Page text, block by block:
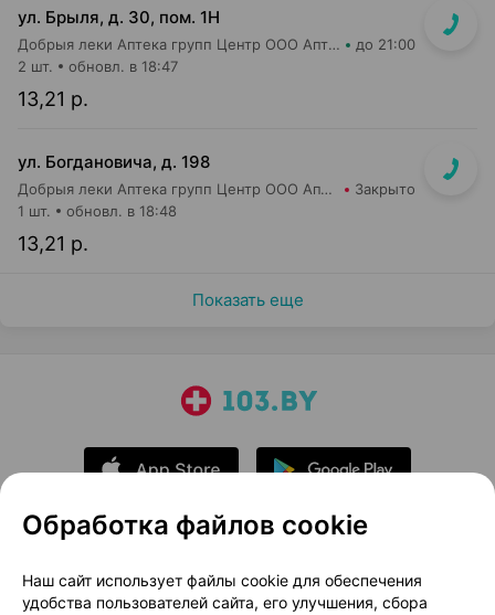
ул. Брыля, д. 30, пом. 1Н
Добрыя леки Аптека групп Центр ООО Аптека №25 до 21:00
13,21 р.
2 шт. обновл. в 18:47
ул. Богдановича, д. 198
Добрыя леки Аптека групп Центр ООО Аптека №44 Закрыто
13,21 р.
1 шт. обновл. в 18:48
Показать еще
О проекте
Новости проекта
Размещение рекламы
Медицинский маркетинг
Обработка файлов cookie
Наш сайт использует файлы cookie для обеспечения
удобства пользователей сайта, его улучшения, сбора